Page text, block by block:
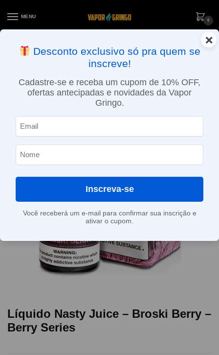
MENU
0
ENTREGA NO MESMO DIA EM SÃO PAULO (SEG A SEX): PEDIDOS
APROVADOS ATÉ 15:30 VIA MOTOBOY
Líquido Nasty Juice – Broski Berry –
Berry Series
×
Desconto exclusivo só pra quem se
inscreve!
Cadastre-se e receba um cupom de 10% OFF,
ofertas antecipadas e novidades da Vapor
Gringo.
Inscreva-se
Você receberá um e-mail para confirmar sua inscrição e
ativar o cupom.